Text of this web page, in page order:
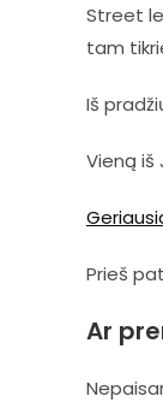
Street
tam
Iš
Vieną iš
Prieš
Ar